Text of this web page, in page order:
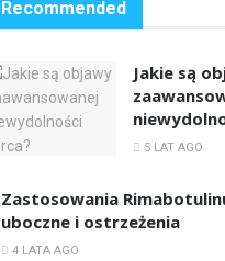
Recommended
Jakie są
5 LAT AGO
Zastosowania
uboczne i ostrzeżenia
4 LATA AGO